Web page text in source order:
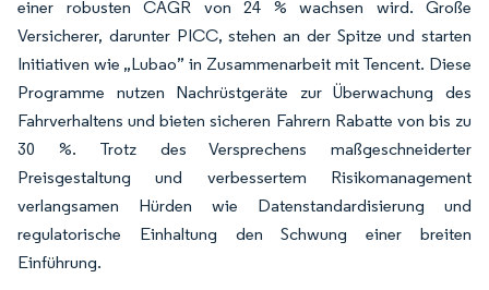
einer robusten CAGR von 24 % wachsen wird. Große
Versicherer, darunter PICC, stehen an der Spitze und starten
Initiativen wie „Lubao” in Zusammenarbeit mit Tencent. Diese
Programme nutzen Nachrüstgeräte zur Überwachung des
Fahrverhaltens und bieten sicheren Fahrern Rabatte von bis zu
30 %. Trotz des Versprechens maßgeschneiderter
Preisgestaltung und verbessertem Risikomanagement
verlangsamen Hürden wie Datenstandardisierung und
regulatorische Einhaltung den Schwung einer breiten
Einführung.